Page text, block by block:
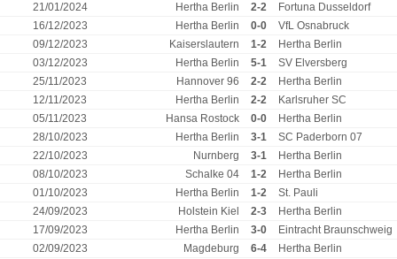
21/01/2024
Hertha Berlin 2-2
Fortuna Dusseldorf
16/12/2023
Hertha Berlin 0-0
VfL Osnabruck
09/12/2023
Kaiserslautern 1-2
Hertha Berlin
03/12/2023
Hertha Berlin 5-1
SV Elversberg
25/11/2023
Hannover 96 2-2
Hertha Berlin
12/11/2023
Hertha Berlin 2-2
Karlsruher SC
05/11/2023
Hansa Rostock 0-0
Hertha Berlin
28/10/2023
Hertha Berlin 3-1
SC Paderborn 07
22/10/2023
Nurnberg 3-1
Hertha Berlin
08/10/2023
Schalke 04 1-2
Hertha Berlin
01/10/2023
Hertha Berlin 1-2
St. Pauli
24/09/2023
Holstein Kiel 2-3
Hertha Berlin
17/09/2023
Hertha Berlin 3-0
Eintracht Braunschweig
02/09/2023
Magdeburg 6-4
Hertha Berlin